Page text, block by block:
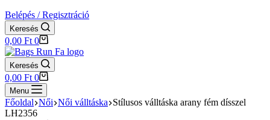
Belépés / Regisztráció
Keresés
Shopping
cart
0,00 Ft 0
Keresés
Shopping
cart
0,00 Ft 0
Menu
Főoldal Női Női válltáska Stílusos válltáska arany fém dísszel
LH2356